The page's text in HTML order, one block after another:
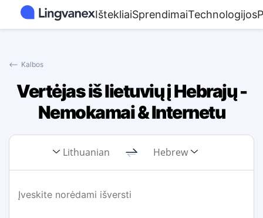
IštekliaiSprendimaiTechnologijos
⟵ Kalbos
Vertėjas iš lietuvių į Hebrajų -
Nemokamai & Internetu
Lithuanian Hebrew